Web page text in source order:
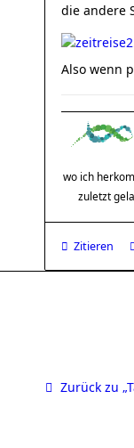
die andere
Also wenn
wo ich
zuletzt
Zitieren
Zurück zu